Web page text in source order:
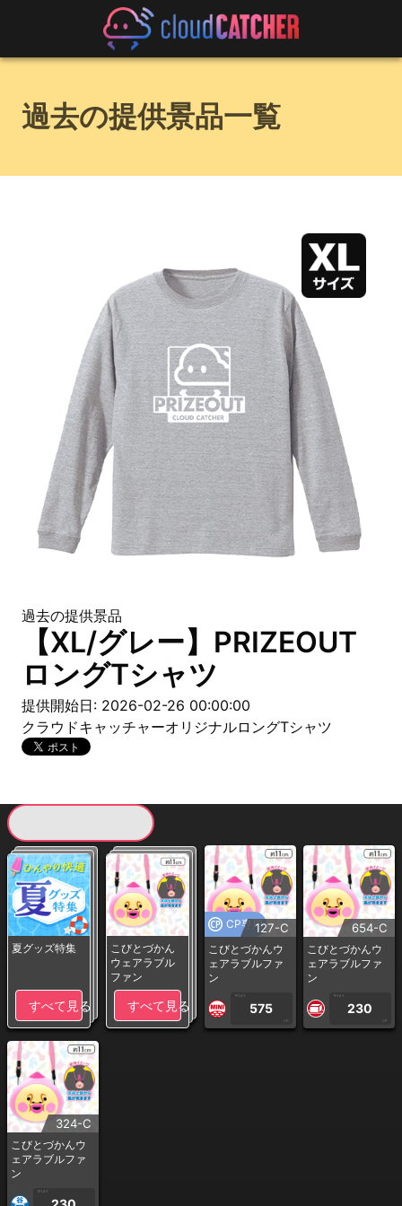
過去の提供景品一覧
過去の提供景品
【XL/グレー】PRIZEOUT
ロングTシャツ
提供開始日: 2026-02-26 00:00:00
クラウドキャッチャーオリジナルロングTシャツ
夏グッズ特集
すべて見る
こびとづかん
ウェアラブル
ファン
すべて見る
CP専用127-C
こびとづかんウ
ェアラブルファ
ン
1PLAY
575
CP
654-C
こびとづかんウ
ェアラブルファ
ン
1PLAY
230
CP
324-C
こびとづかんウ
ェアラブルファ
ン
1PLAY